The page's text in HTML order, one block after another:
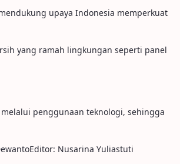
upaya Indonesia memperkuat
yang ramah lingkungan seperti panel
penggunaan teknologi, sehingga
Nusarina Yuliastuti